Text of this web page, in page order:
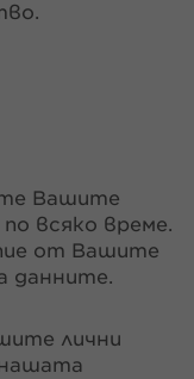
Вашите
всяко време.
от Вашите
данните.
лични